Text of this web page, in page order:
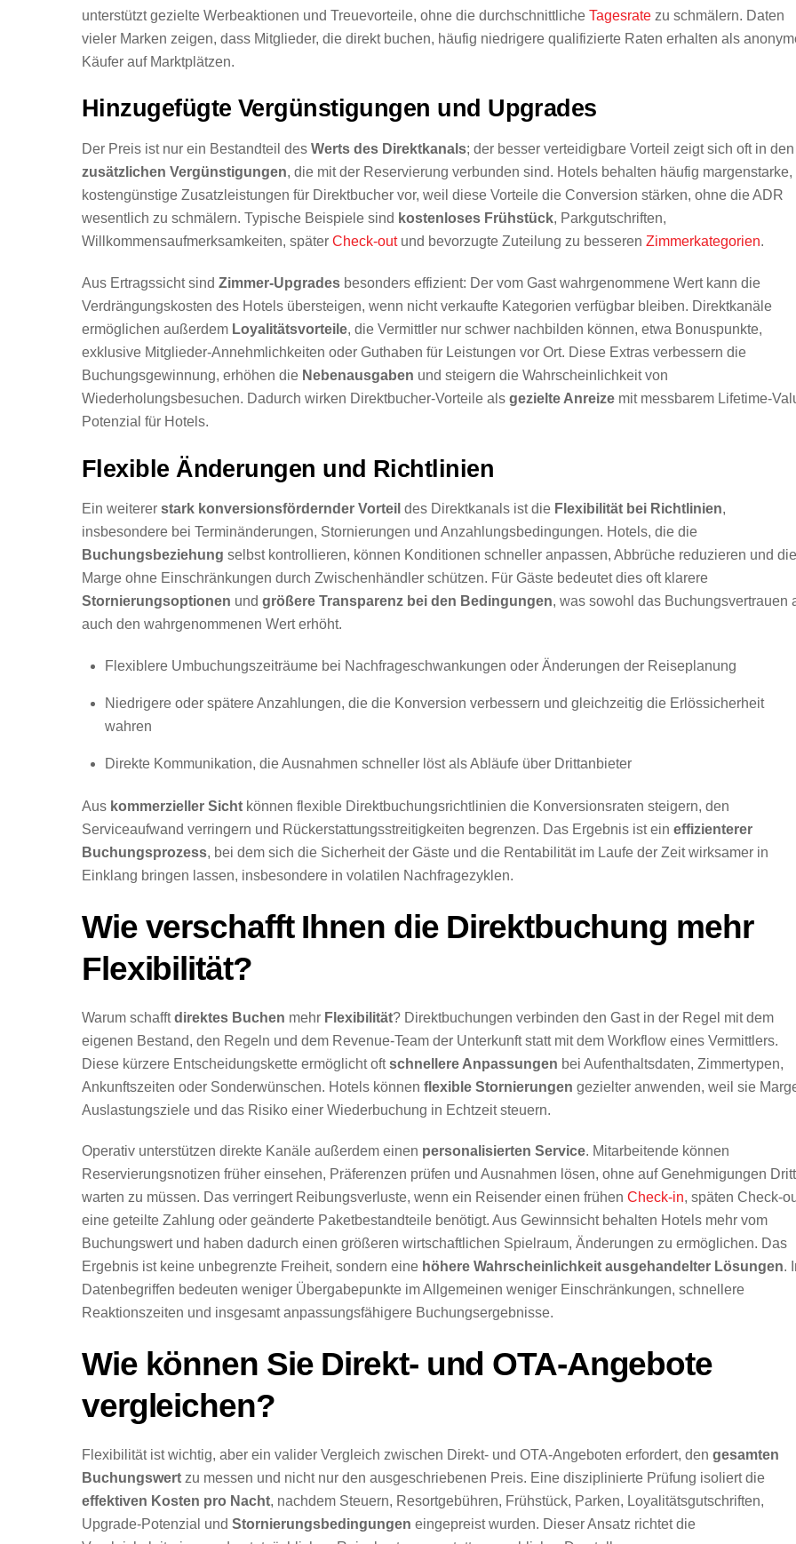
unterstützt gezielte Werbeaktionen und Treuevorteile, ohne die durchschnittliche Tagesrate zu schmälern. Daten
vieler Marken zeigen, dass Mitglieder, die direkt buchen, häufig niedrigere qualifizierte Raten erhalten als
Käufer auf Marktplätzen.
Hinzugefügte Vergünstigungen und Upgrades
Der Preis ist nur ein Bestandteil des Werts des Direktkanals; der besser verteidigbare Vorteil zeigt sich oft in den
zusätzlichen Vergünstigungen, die mit der Reservierung verbunden sind. Hotels behalten häufig margenstarke,
kostengünstige Zusatzleistungen für Direktbucher vor, weil diese Vorteile die Conversion stärken, ohne die ADR
wesentlich zu schmälern. Typische Beispiele sind kostenloses Frühstück, Parkgutschriften,
Willkommensaufmerksamkeiten, später Check-outund bevorzugte Zuteilung zu besseren Zimmerkategorien.
Aus Ertragssicht sind Zimmer-Upgrades besonders effizient: Der vom Gast wahrgenommene Wert kann die
Verdrängungskosten des Hotels übersteigen, wenn nicht verkaufte Kategorien verfügbar bleiben. Direktkanäle
ermöglichen außerdem Loyalitätsvorteile, die Vermittler nur schwer nachbilden können, etwa Bonuspunkte,
exklusive Mitglieder-Annehmlichkeiten oder Guthaben für Leistungen vor Ort. Diese Extras verbessern die
Buchungsgewinnung, erhöhen die Nebenausgaben und steigern die Wahrscheinlichkeit von
Wiederholungsbesuchen. Dadurch wirken Direktbucher-Vorteile als gezielte Anreize mit messbarem Lifetime-
Potenzial für Hotels.
Flexible Änderungen und Richtlinien
Ein weiterer stark konversionsfördernder Vorteil des Direktkanals ist die Flexibilität bei Richtlinien,
insbesondere bei Terminänderungen, Stornierungen und Anzahlungsbedingungen. Hotels, die die
Buchungsbeziehung selbst kontrollieren, können Konditionen schneller anpassen, Abbrüche reduzieren und die
Marge ohne Einschränkungen durch Zwischenhändler schützen. Für Gäste bedeutet dies oft klarere
Stornierungsoptionen und größere Transparenz bei den Bedingungen, was sowohl das Buchungsvertrauen
auch den wahrgenommenen Wert erhöht.
Flexiblere Umbuchungszeiträume bei Nachfrageschwankungen oder Änderungen der Reiseplanung
Niedrigere oder spätere Anzahlungen, die die Konversion verbessern und gleichzeitig die Erlössicherheit
wahren
Direkte Kommunikation, die Ausnahmen schneller löst als Abläufe über Drittanbieter
Aus kommerzieller Sicht können flexible Direktbuchungsrichtlinien die Konversionsraten steigern, den
Serviceaufwand verringern und Rückerstattungsstreitigkeiten begrenzen. Das Ergebnis ist ein effizienterer
Buchungsprozess, bei dem sich die Sicherheit der Gäste und die Rentabilität im Laufe der Zeit wirksamer in
Einklang bringen lassen, insbesondere in volatilen Nachfragezyklen.
Wie verschafft Ihnen die Direktbuchung mehr
Flexibilität?
Warum schafftdirektes Buchen mehr Flexibilität? Direktbuchungen verbinden den Gast in der Regel mit dem
eigenen Bestand, den Regeln und dem Revenue-Team der Unterkunft statt mit dem Workflow eines Vermittlers.
Diese kürzere Entscheidungskette ermöglicht oftschnellere Anpassungen bei Aufenthaltsdaten, Zimmertypen,
Ankunftszeiten oder Sonderwünschen. Hotels können flexible Stornierungen gezielter anwenden, weil sie
Auslastungsziele und das Risiko einer Wiederbuchung in Echtzeit steuern.
Operativ unterstützen direkte Kanäle außerdem einen personalisierten Service. Mitarbeitende können
Reservierungsnotizen früher einsehen, Präferenzen prüfen und Ausnahmen lösen, ohne auf Genehmigungen
warten zu müssen. Das verringert Reibungsverluste, wenn ein Reisender einen frühen Check-in, späten Check-
eine geteilte Zahlung oder geänderte Paketbestandteile benötigt. Aus Gewinnsicht behalten Hotels mehr vom
Buchungswert und haben dadurch einen größeren wirtschaftlichen Spielraum, Änderungen zu ermöglichen. Das
Ergebnis ist keine unbegrenzte Freiheit, sondern eine höhere Wahrscheinlichkeit ausgehandelter Lösungen.
Datenbegriffen bedeuten weniger Übergabepunkte im Allgemeinen weniger Einschränkungen, schnellere
Reaktionszeiten und insgesamt anpassungsfähigere Buchungsergebnisse.
Wie können Sie Direkt- und OTA-Angebote
vergleichen?
Flexibilität ist wichtig, aber ein valider Vergleich zwischen Direkt- und OTA-Angeboten erfordert, den gesamten
Buchungswert zu messen und nicht nur den ausgeschriebenen Preis. Eine disziplinierte Prüfung isoliert die
effektiven Kosten pro Nacht, nachdem Steuern, Resortgebühren, Frühstück, Parken, Loyalitätsgutschriften,
Upgrade-Potenzial und Stornierungsbedingungen eingepreist wurden. Dieser Ansatz richtet die